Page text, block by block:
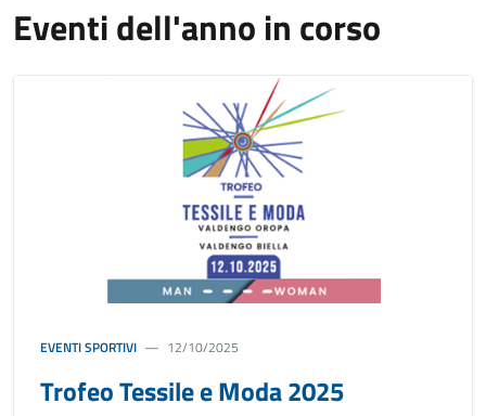
Eventi dell'anno in corso
EVENTI SPORTIVI 12/10/2025
Trofeo Tessile e Moda 2025